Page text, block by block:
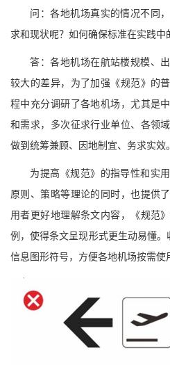
问：各地机场真实的情况不同，
求和现状呢？如何确保标准在实践中
答：各地机场在航站楼规模、出
较大的差异，为了加强《规范》的
程中充分调研了各地机场，尤其是
和需求，多次征求行业单位、各领
做到统筹兼顾、因地制宜、务求实效。
为提高《规范》的指导性和实用
原则、策略等理论的同时，也提供
用者更好地理解条文内容，《规范
例，使得条文呈现形式更生动易懂
信息图形符号，方便各地机场按需使